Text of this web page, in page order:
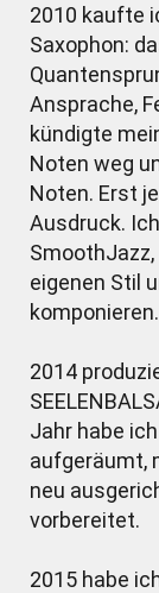
2010 kaufte
Saxophon:
Ansprache,
kündigte
Noten weg
Noten. Erst
Ausdruck.
eigenen Stil
komponieren.
2014
Jahr habe
aufgeräumt,
neu
vorbereitet.
2015 habe